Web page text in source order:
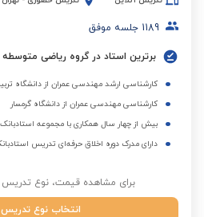
1189 جلسه موفق
برترین استاد در گروه ریاضی متوسطه
کارشناسی ارشد مهندسی عمران از دانشگاه
کارشناسی مهندسی عمران از دانشگاه گرمسار
بیش از چهار سال همکاری با مجموعه استادبانک
دارای مدرک دوره اخلاق حرفه‌ای تدریس
برای مشاهده قیمت، نوع تدریس
انتخاب نوع